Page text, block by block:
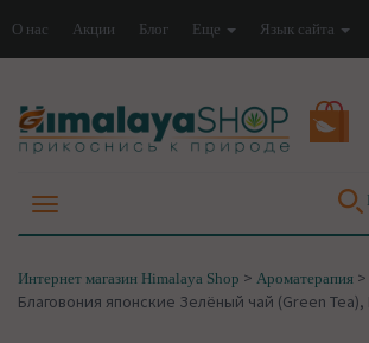
О нас Акции Блог Еще Язык сайта
Интернет магазин Himalaya Shop > Ароматерапия >
Благовония японские Зелёный чай (Green